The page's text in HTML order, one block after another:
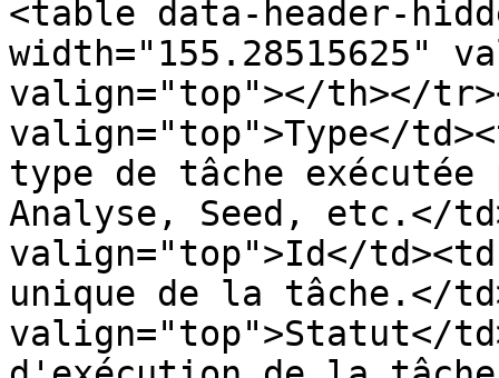
<table data-header-
width="155.28515625"
valign="top"></th></
valign="top">Type</
type de tâche exécutée
Analyse, Seed, etc.</
valign="top">Id</
unique de la tâche.</
valign="top">Statut</